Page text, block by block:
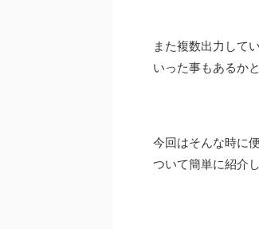
また複数出力して
いった事もあるか
今回はそんな時に
ついて簡単に紹介し